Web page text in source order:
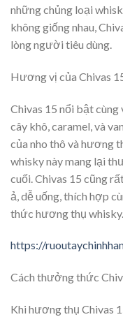
những chủng loại
không giống nhau,
lòng người tiêu dùng.
Hương vị của Chivas
Chivas 15 nổi bật
cây khô, caramel, và
của nho thô và hương
whisky này mang lại
cuối. Chivas 15 cũng
ả, dễ uống, thích hợp
thức hương thụ whisky.
https://
Cách thưởng thức
Khi hương thụ Chivas